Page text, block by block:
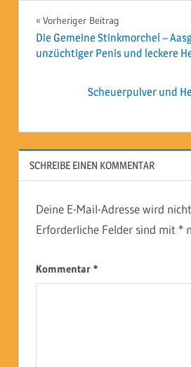
Beitragsnavigation
Vorheriger Beitrag
Die Gemeine Stinkmorchel –
unzüchtiger Penis und leckere
Scheuerpulver und
SCHREIBE EINEN KOMMENTAR
Deine E-Mail-Adresse wird
Erforderliche Felder sind mit *
Kommentar *